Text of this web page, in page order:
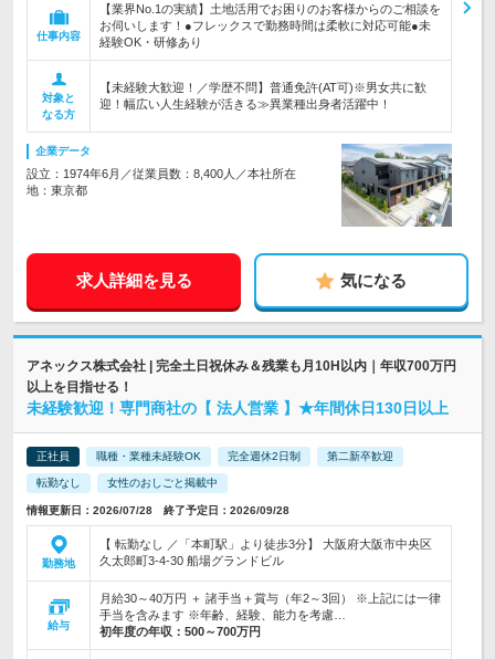
仕事内容
【業界No.1の実績】土地活用でお困りのお客様からのご相談を
お伺いします！●フレックスで勤務時間は柔軟に対応可能●未
経験OK・研修あり
対象と
なる方
【未経験大歓迎！／学歴不問】普通免許(AT可)※男女共に歓
迎！幅広い人生経験が活きる≫異業種出身者活躍中！
企業データ
設立：1974年6月／従業員数：8,400人／本社所在
地：東京都
求人詳細を見る 気になる
アネックス株式会社 | 完全土日祝休み＆残業も月10H以内｜年収700万円
以上を目指せる！
未経験歓迎！専門商社の【 法人営業 】★年間休日130日以上
正社員 職種・業種未経験OK 完全週休2日制 第二新卒歓迎
転勤なし 女性のおしごと掲載中
情報更新日：2026/07/28 終了予定日：2026/09/28
勤務地
【 転勤なし ／「本町駅」より徒歩3分】 大阪府大阪市中央区
久太郎町3-4-30 船場グランドビル
給与
月給30～40万円 ＋ 諸手当＋賞与（年2～3回） ※上記には一律
手当を含みます ※年齢、経験、能力を考慮…
初年度の年収： 500～700万円